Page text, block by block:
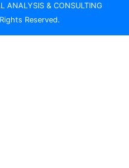
ANALYSIS & CONSULTING
Reserved.